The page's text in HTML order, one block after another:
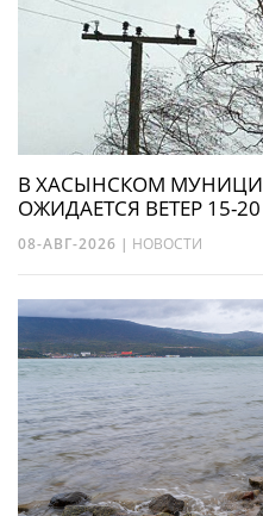
В ХАСЫНСКОМ
ОЖИДАЕТСЯ ВЕТЕР 15-
08-АВГ-2026 | НОВОСТИ